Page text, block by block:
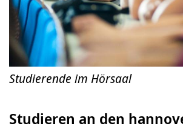
Studierende im Hörsaal
Studieren an den